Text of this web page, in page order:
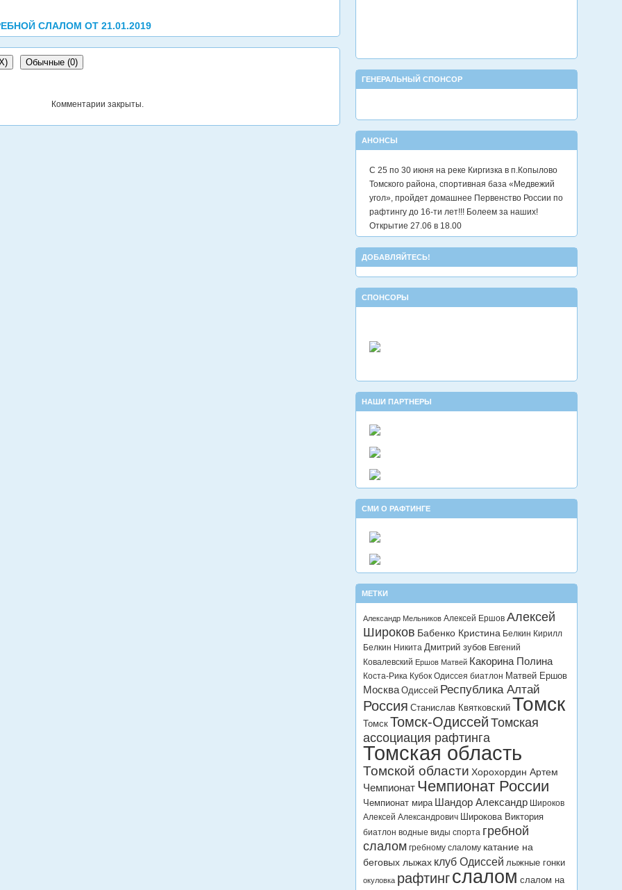
СЛАЛОМ ОТ 21.01.2019
) Обычные (0)
Комментарии закрыты.
ГЕНЕРАЛЬНЫЙ СПОНСОР
АНОНСЫ
С 25 по 30 июня на реке Киргизка в п.Копылово
Томского района, спортивная база «Медвежий
угол», пройдет домашнее Первенство России по
рафтингу до 16-ти лет!!! Болеем за наших!
Открытие 27.06 в 18.00
ДОБАВЛЯЙТЕСЬ!
СПОНСОРЫ
НАШИ ПАРТНЕРЫ
СМИ О РАФТИНГЕ
МЕТКИ
Александр Мельников Алексей Ершов Алексей
Широков Бабенко Кристина Белкин Кирилл
Белкин Никита Дмитрий зубов Евгений
Ковалевский Ершов Матвей Какорина Полина
Коста-Рика Кубок Одиссея биатлон Матвей Ершов
Москва Одиссей Республика Алтай
Россия Станислав Квятковский Томск
Томск Томск-Одиссей Томская
ассоциация рафтинга
Томская область
Томской области Хорохордин Артем
Чемпионат Чемпионат России
Чемпионат мира Шандор Александр Широков
Алексей Александрович Широкова Виктория
биатлон водные виды спорта гребной
слалом гребному слалому катание на
беговых лыжах клуб Одиссей лыжные гонки
окуловка рафтингслалом слалом на